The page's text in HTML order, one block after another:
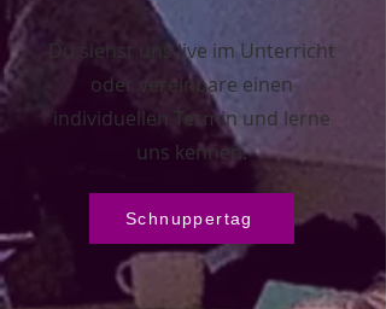
Du siehst uns live im Unterricht
oder vereinbare einen
individuellen Termin und lerne
uns kennen.
Schnuppertag